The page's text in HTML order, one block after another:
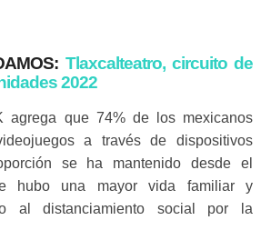
Tlaxcalteatro, circuito de
2022
agrega que 74% de los mexicanos
a través de dispositivos
se ha mantenido desde el
hubo una mayor vida familiar y
al distanciamiento social por la